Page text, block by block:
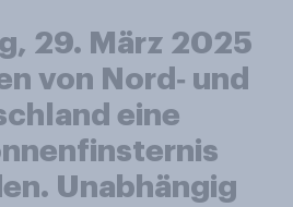
29. März 2025
von Nord‑ und
eine
Unabhängig